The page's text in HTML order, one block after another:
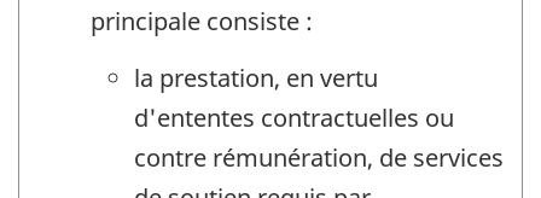
principale consiste :
la prestation, en vertu
d'ententes contractuelles ou
contre rémunération, de services